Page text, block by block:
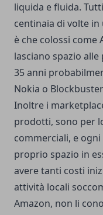
liquida e fluida.
centinaia di volte
è che colossi come
lasciano spazio
35 anni
Nokia o
Inoltre i
prodotti, sono per
commerciali, e
proprio spazio in
avere tanti costi
attività locali
Amazon, non li